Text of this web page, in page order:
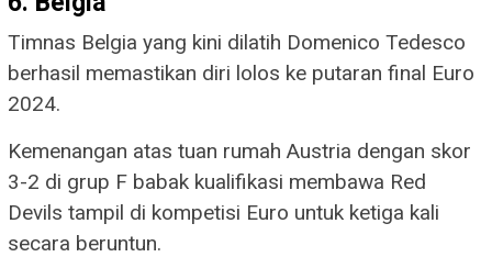
Timnas Belgia yang kini dilatih Domenico Tedesco
berhasil memastikan diri lolos ke putaran final Euro
2024.
Kemenangan atas tuan rumah Austria dengan skor
3-2 di grup F babak kualifikasi membawa Red
Devils tampil di kompetisi Euro untuk ketiga kali
secara beruntun.